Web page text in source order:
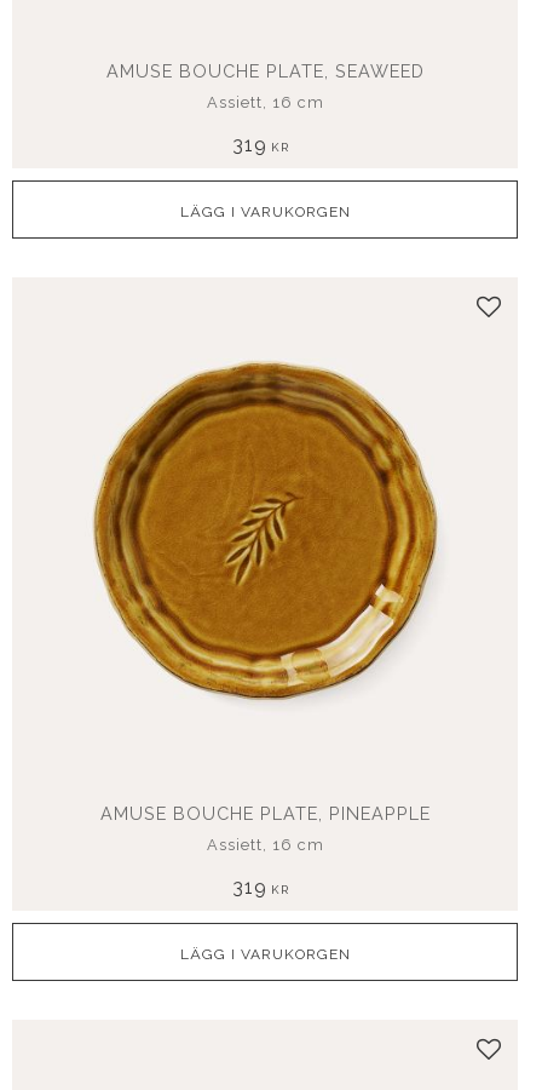
AMUSE BOUCHE PLATE, SEAWEED
Assiett, 16 cm
319 KR
AMUSE BOUCHE PLATE, PINEAPPLE
Assiett, 16 cm
319 KR